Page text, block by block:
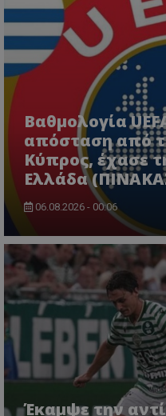
Βαθμολογία
απόσταση από
Κύπρος, έχασε
Ελλάδα
06.08.2026 - 00:06
Έκαμψε την